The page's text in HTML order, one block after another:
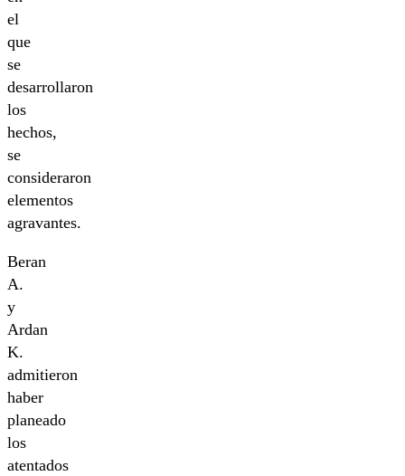
el
que
se
desarrollaron
los
hechos,
se
consideraron
elementos
agravantes.
Beran
A.
y
Ardan
K.
admitieron
haber
planeado
los
atentados